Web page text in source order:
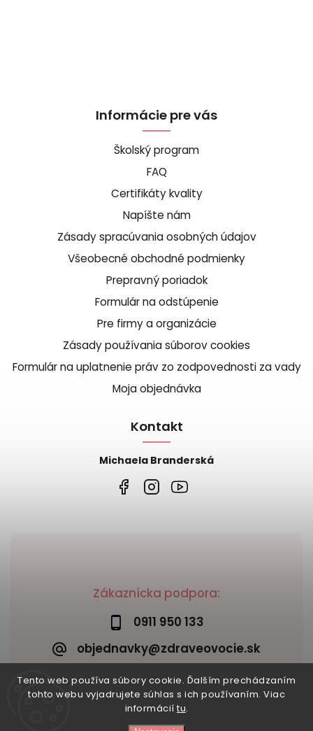
Tento web používa súbory cookie. Ďalším prechádzaním
tohto webu vyjadrujete súhlas s ich používaním. Viac
informácií tu.
Zákaznícka podpora:
0911 950 133
objednavky@zdraveovocie.sk
Informácie pre vás
Školský program
FAQ
Certifikáty kvality
Napíšte nám
Zásady spracúvania osobných údajov
Všeobecné obchodné podmienky
Prepravný poriadok
Formulár na odstúpenie
Pre firmy a organizácie
Zásady používania súborov cookies
Formulár na uplatnenie práv zo zodpovednosti za vady
Moja objednávka
Kontakt
Michaela Branderská